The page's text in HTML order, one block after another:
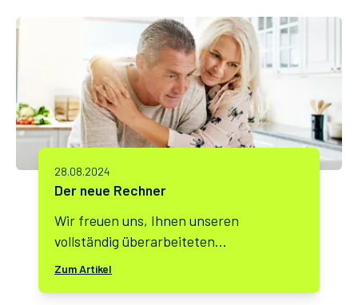
attraktive finanzielle Anreize für den
Kauf und die Modernisierung von
Bestandsimmobilien. Dieser Artikel
beleuchtet die wichtigsten Aspekte des
Programms und gibt wertvolle Tipps für
potenzielle Käufer.
28.08.2024
Der neue Rechner
Wir freuen uns, Ihnen unseren
vollständig überarbeiteten
Sanierungsrechner vorstellen zu
Zum Artikel